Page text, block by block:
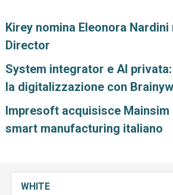
Kirey nomina Eleonora Nardini
Director
System integrator e AI
la digitalizzazione con
Impresoft acquisisce
smart manufacturing italiano
WHITE